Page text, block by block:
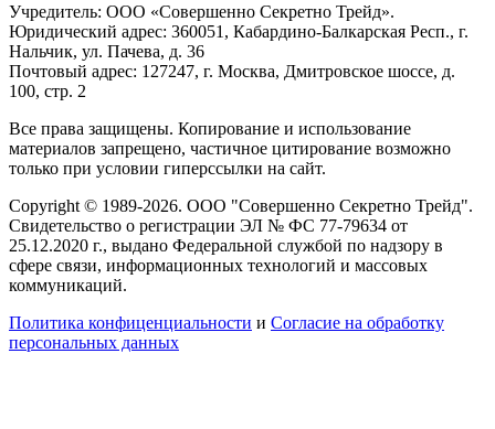
Учредитель: ООО «Совершенно Секретно Трейд».
Юридический адрес: 360051, Кабардино-Балкарская Респ., г.
Нальчик, ул. Пачева, д. 36
Почтовый адрес: 127247, г. Москва, Дмитровское шоссе, д.
100, стр. 2
Все права защищены. Копирование и использование
материалов запрещено, частичное цитирование возможно
только при условии гиперссылки на сайт.
Copyright © 1989-2026. ООО "Совершенно Секретно Трейд".
Свидетельство о регистрации ЭЛ № ФС 77-79634 от
25.12.2020 г., выдано Федеральной службой по надзору в
сфере связи, информационных технологий и массовых
коммуникаций.
Политика конфиценциальности и Согласие на обработку
персональных данных